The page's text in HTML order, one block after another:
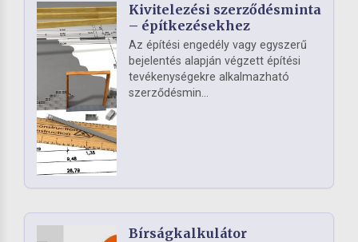
Kivitelezési szerződésminta
– építkezésekhez
Az építési engedély vagy egyszerű
bejelentés alapján végzett építési
tevékenységekre alkalmazható
szerződésmin...
Bírságkalkulátor